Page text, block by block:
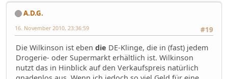
A.D.G.
#19
16. November 2010, 23:36:59
Die Wilkinson ist eben die DE-Klinge, die in (fast) jedem
Drogerie- oder Supermarkt erhältlich ist. Wilkinson
nutzt das in Hinblick auf den Verkaufspreis natürlich